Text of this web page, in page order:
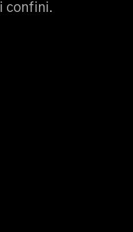
confini.